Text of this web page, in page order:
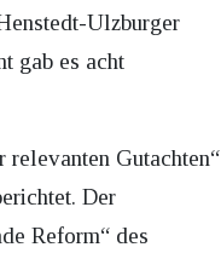
Ulzburger
gab es acht
Gutachten“
Der
Reform“ des